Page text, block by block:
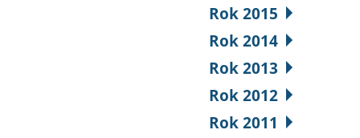
Rok 2015
Rok 2014
Rok 2013
Rok 2012
Rok 2011